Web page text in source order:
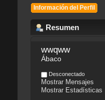
Información del Perfil
Resumen
wwqww
Ábaco
Desconectado
Mostrar Mensajes
Mostrar Estadísticas